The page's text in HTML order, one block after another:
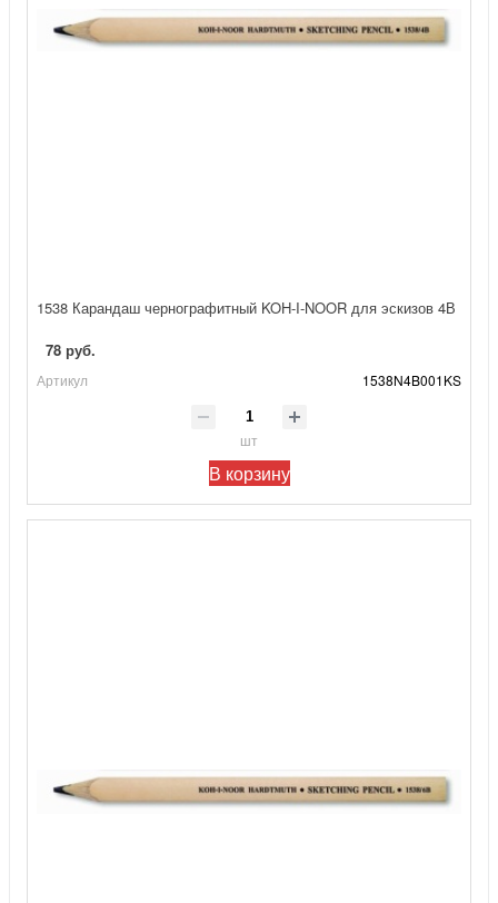
1538 Карандаш чернографитный KOH-I-NOOR для эскизов 4В
78 руб.
Артикул 1538N4B001KS
шт
В корзину